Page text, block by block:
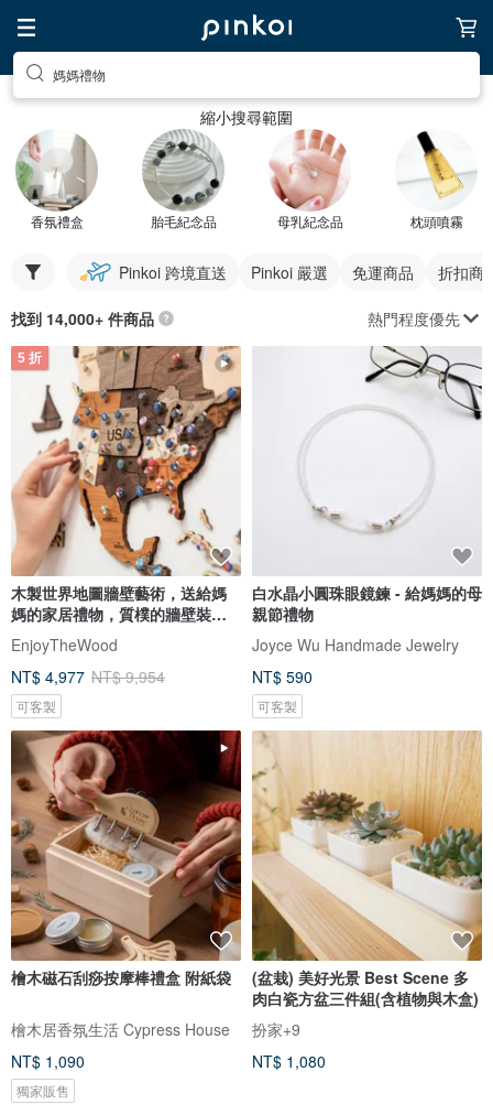
媽媽禮物
縮小搜尋範圍
香氛禮盒 胎毛紀念品 母乳紀念品 枕頭噴霧
Pinkoi 跨境直送 Pinkoi 嚴選 免運商品 折扣商
找到 14,000+ 件商品 熱門程度優先
5 折
木製世界地圖牆壁藝術，送給媽
媽的家居禮物，質樸的牆壁裝
飾，3D 世界地圖
EnjoyTheWood
NT$ 4,977 NT$ 9,954
可客製
白水晶小圓珠眼鏡鍊 - 給媽媽的母
親節禮物
Joyce Wu Handmade Jewelry
NT$ 590
可客製
檜木磁石刮痧按摩棒禮盒 附紙袋
檜木居香氛生活 Cypress House
NT$ 1,090
獨家販售
(盆栽) 美好光景 Best Scene 多
肉白瓷方盆三件組(含植物與木盒)
扮家+9
NT$ 1,080